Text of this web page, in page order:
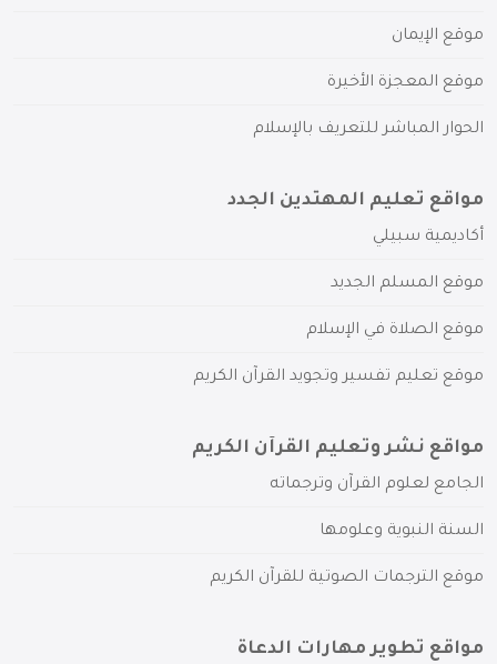
موقع الإيمان
موقع المعجزة الأخيرة
الحوار المباشر للتعريف بالإسلام
مواقع تعليم المهتدين الجدد
أكاديمية سبيلي
موقع المسلم الجديد
موقع الصلاة في الإسلام
موقع تعليم تفسير وتجويد القرآن الكريم
مواقع نشر وتعليم القرآن الكريم
الجامع لعلوم القرآن وترجماته
السنة النبوية وعلومها
موقع الترجمات الصوتية للقرآن الكريم
مواقع تطوير مهارات الدعاة